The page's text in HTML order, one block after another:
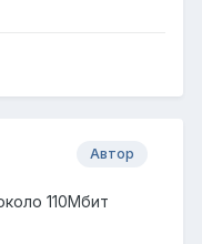
Автор
110Мбит